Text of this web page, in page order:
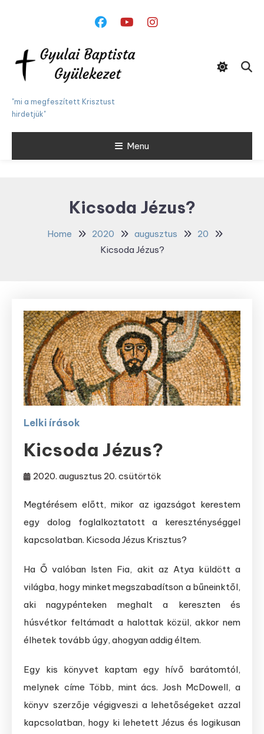
"mi a megfeszített Krisztust
hirdetjük"
Menu
Kicsoda Jézus?
Home 2020 augusztus
20
Kicsoda Jézus?
Lelki írások
Kicsoda Jézus?
2020. augusztus 20. csütörtök
Megtérésem előtt, mikor az igazságot kerestem
egy dolog foglalkoztatott a kereszténységgel
kapcsolatban. Kicsoda Jézus Krisztus?
Ha Ő valóban Isten Fia, akit az Atya küldött a
világba, hogy minket megszabadítson a bűneinktől,
aki nagypénteken meghalt a kereszten és
húsvétkor feltámadt a halottak közül, akkor nem
élhetek tovább úgy, ahogyan addig éltem.
Egy kis könyvet kaptam egy hívő barátomtól,
melynek címe Több, mint ács. Josh McDowell, a
könyv szerzője végigveszi a lehetőségeket azzal
kapcsolatban, hogy ki lehetett Jézus és logikusan